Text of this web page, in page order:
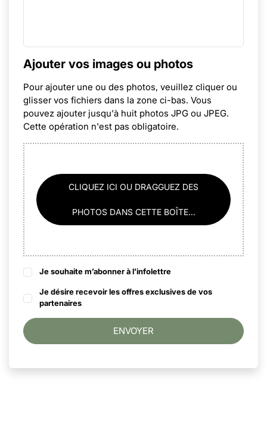
Ajouter vos images ou photos
Pour ajouter une ou des photos, veuillez cliquer ou
glisser vos fichiers dans la zone ci-bas. Vous
pouvez ajouter jusqu'à huit photos JPG ou JPEG.
Cette opération n'est pas obligatoire.
CLIQUEZ ICI OU DRAGGUEZ DES
PHOTOS DANS CETTE BOÎTE...
Je souhaite m’abonner à l'infolettre
Je désire recevoir les offres exclusives de vos
partenaires
ENVOYER